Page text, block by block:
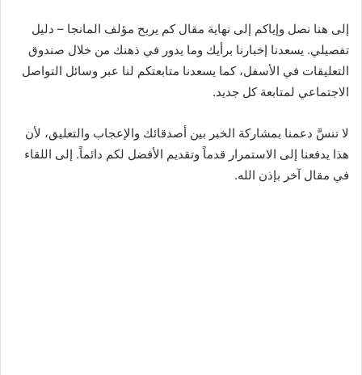
إلى هنا نصل وإياكم إلى نهاية مقال كم يربح مؤلف المانجا – دليل
تفصيلي. يسعدنا إخبارنا برأيك وما يدور في ذهنك من خلال صندوق
التعليقات في الأسفل، كما يسعدنا متابعتكم لنا عبر وسائل التواصل
الاجتماعي لمتابعة كل جديد.
لا تنسَّ دعمنا بمشاركة الخبر بين أصدقائك والإعجاب والتعليق، لأن
هذا يدفعنا إلى الاستمرار قدماً وتقديم الأفضل لكم دائماً. إلى اللقاء
في مقال آخر بإذن الله.